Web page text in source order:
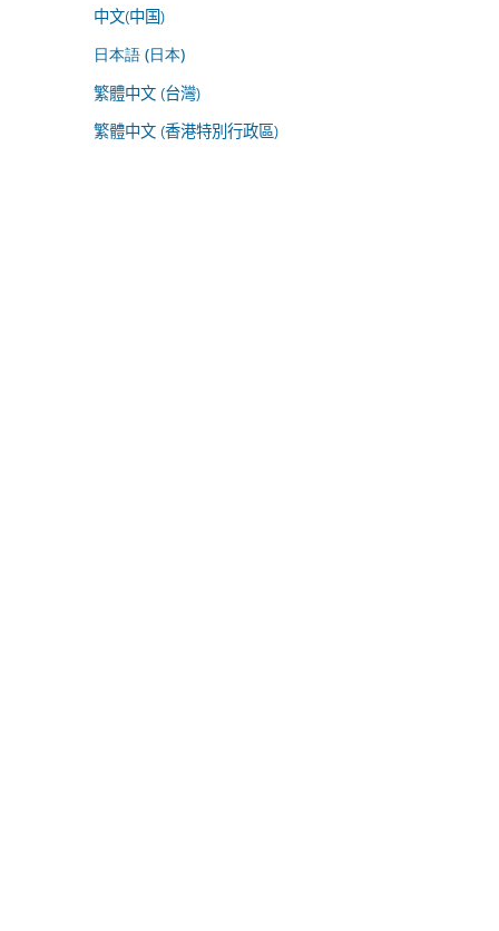
中文(中国)
日本語 (日本)
繁體中文 (台灣)
繁體中文 (香港特別行政區)